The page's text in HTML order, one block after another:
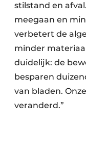
stilstand en
meegaan en
verbetert de
minder
duidelijk: de
besparen
van bladen.
veranderd.”